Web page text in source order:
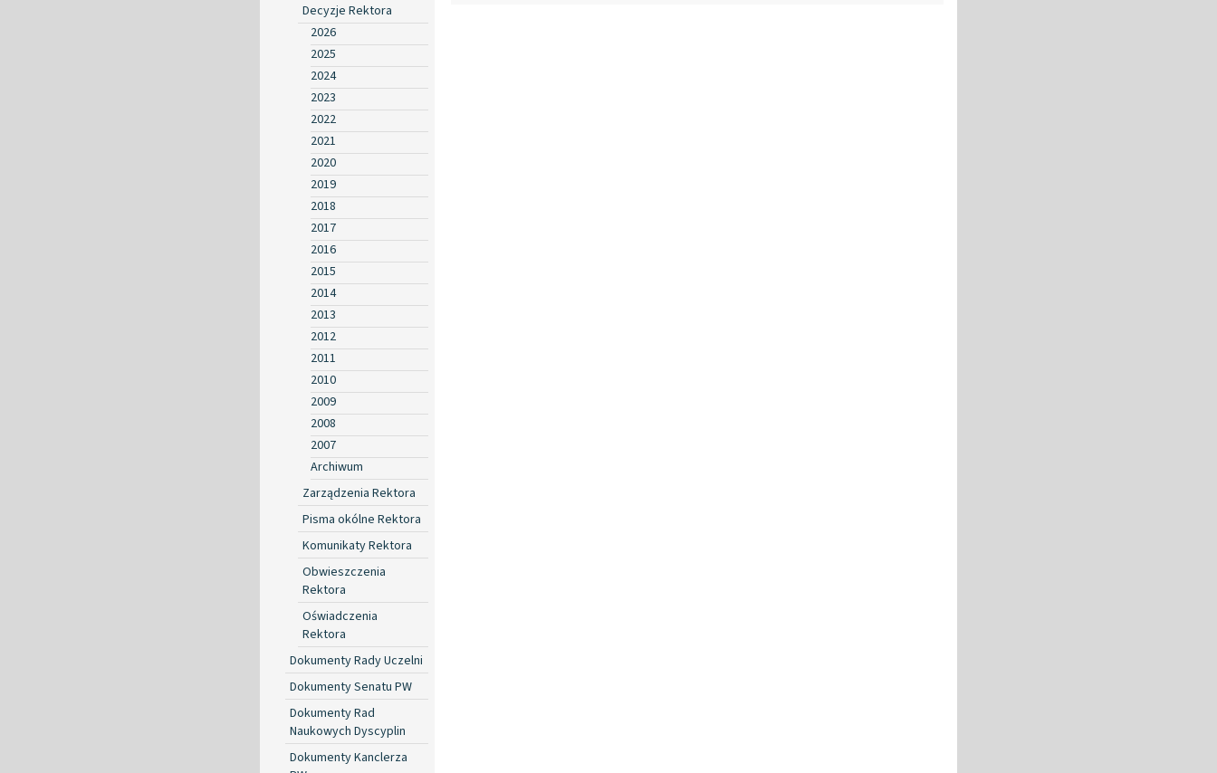
Decyzje Rektora
2026
2025
2024
2023
2022
2021
2020
2019
2018
2017
2016
2015
2014
2013
2012
2011
2010
2009
2008
2007
Archiwum
Zarządzenia Rektora
Pisma okólne Rektora
Komunikaty Rektora
Obwieszczenia
Rektora
Oświadczenia
Rektora
Dokumenty Rady Uczelni
Dokumenty Senatu PW
Dokumenty Rad
Naukowych Dyscyplin
Dokumenty Kanclerza